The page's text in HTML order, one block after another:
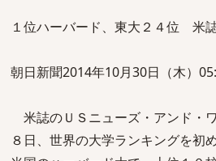
１位ハーバード、東大２４位 米
朝日新聞2014年10月30日（木）
米誌のＵＳニューズ・アンド・
８日、世界の大学ランキングを初